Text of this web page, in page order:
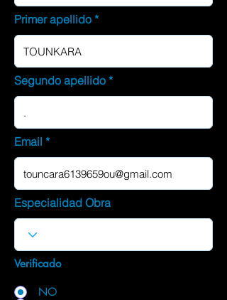
Primer apellido
Segundo apellido
Email
Especialidad Obra
Verificado
NO